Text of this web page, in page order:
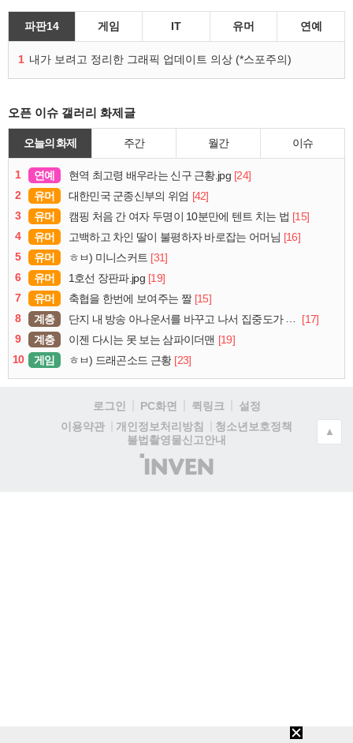
파판14 게임 IT 유머 연예
1 내가 보려고 정리한 그래픽 업데이트 의상 (*스포주의)
오픈 이슈 갤러리 화제글
오늘의 화제 주간 월간 이슈
1 연예 현역 최고령 배우라는 신구 근황.jpg [24]
2
유머 대한민국 군종신부의 위엄 [42]
3
유머 캠핑 처음 간 여자 두명이 10분만에 텐트 치는 법 [15]
4
유머 고백하고 차인 딸이 불평하자 바로잡는 어머님 [16]
5
유머 ㅎㅂ) 미니스커트 [31]
6
유머 1호선 장판파.jpg [19]
7
유머 축협을 한번에 보여주는 짤 [15]
8
계층 단지 내 방송 아나운서를 바꾸고 나서 집중도가 확 올라갔다는 한 아파트의 안내방송
[17]
9
계층 이젠 다시는 못 보는 삼파이더맨 [19]
10
게임 ㅎㅂ) 드래곤소드 근황 [23]
로그인 PC화면 퀵링크
설정
이용약관
개인정보처리방침
청소년보호정책
불법촬영물신고안내
(주)
인
▲